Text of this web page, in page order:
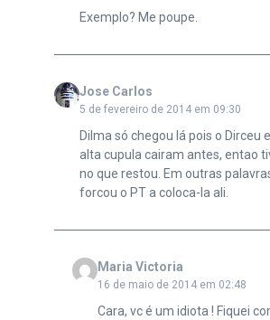
Exemplo? Me poupe.
Jose Carlos
5 de fevereiro de 2014 em 09:30
Dilma só chegou lá pois o Dirceu
alta cupula cairam antes, entao
no que restou. Em outras
forcou o PT a coloca-la ali.
Maria Victoria
16 de maio de 2014 em 02:48
Cara, vc é um idiota ! Fiquei